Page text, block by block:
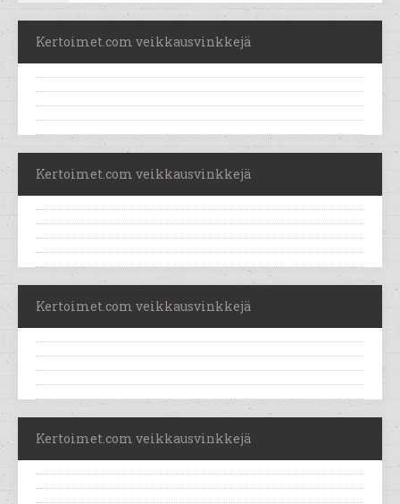
Kertoimet.com veikkausvinkkejä
Kertoimet.com veikkausvinkkejä
Kertoimet.com veikkausvinkkejä
Kertoimet.com veikkausvinkkejä